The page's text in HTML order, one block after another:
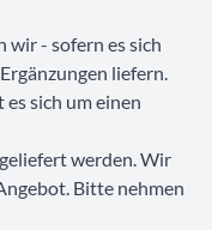
wir - sofern es sich
liefern.
sich um einen
werden. Wir
Bitte nehmen